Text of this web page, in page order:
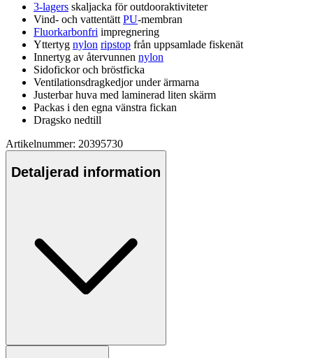
3-lagers skaljacka för outdooraktiviteter
Vind- och vattentätt PU-membran
Fluorkarbonfri impregnering
Yttertyg nylon ripstop från uppsamlade fiskenät
Innertyg av återvunnen nylon
Sidofickor och bröstficka
Ventilationsdragkedjor under ärmarna
Justerbar huva med laminerad liten skärm
Packas i den egna vänstra fickan
Dragsko nedtill
Artikelnummer: 20395730
Detaljerad information